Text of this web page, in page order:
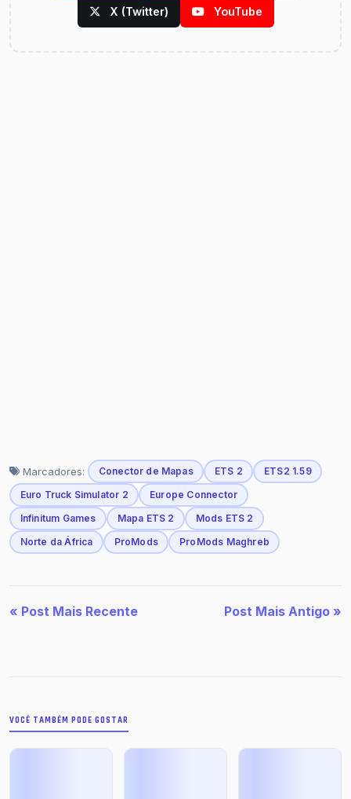
X (Twitter) YouTube
Marcadores: Conector de Mapas ETS 2
ETS2 1.59
Euro Truck Simulator 2
Europe Connector
Infinitum Games
Mapa ETS 2
Mods ETS 2
Norte da África
ProMods ProMods Maghreb
« Post Mais Recente Post Mais Antigo »
VOCÊ TAMBÉM PODE GOSTAR